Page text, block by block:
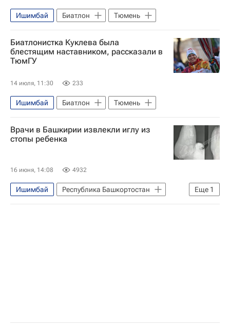
Ишимбай Биатлон Тюмень
Биатлонистка Куклева была
блестящим наставником, рассказали в
ТюмГУ
14 июля, 11:30 233
Ишимбай Биатлон Тюмень
Врачи в Башкирии извлекли иглу из
стопы ребенка
16 июня, 14:08 4932
Еще 1
Ишимбай
Республика Башкортостан
Общество